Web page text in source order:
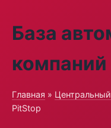
База
компаний
Главная »
PitStop